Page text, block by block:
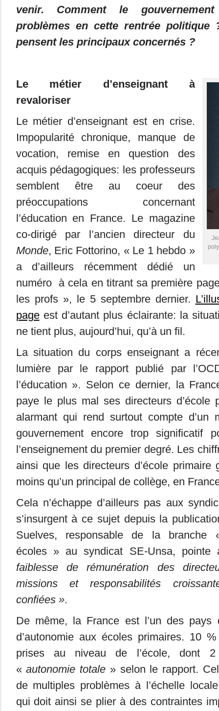
venir. Comment le
problèmes en cette rentrée politique
pensent les principaux concernés ?
Le métier d’enseignant à
revaloriser
Le métier d’enseignant est en crise.
Impopularité chronique, manque de
vocation, remise en question des
acquis pédagogiques: les professeurs
semblent être au coeur des
préoccupations concernant
l’éducation en France. Le magazine
co-dirigé par l’ancien directeur du
Monde, Eric Fottorino, « Le 1 hebdo »
a d’ailleurs récemment dédié un
numéro à cela en titrant sa première
les profs », le 5 septembre dernier.
pageest d’autant plus éclairante: la
ne tient plus, aujourd’hui, qu’à un fil.
La situation du corps enseignant a
lumière par le rapport publié par
l’éducation ». Selon ce dernier, la
paye le plus mal ses directeurs d’école
alarmant qui rend surtout compte d’un
gouvernement encore trop significatif
l’enseignement du premier degré. Les
ainsi que les directeurs d’école primaire
moins qu’un principal de collège, en
Cela n’échappe d’ailleurs pas aux
s’insurgent à ce sujet depuis la
Suelves, responsable de la branche
écoles » au syndicat SE-Unsa,
faiblesse de rémunération des
missions et responsabilités
confiées ».
De même, la France est l’un des pays
d’autonomie aux écoles primaires. 10
prises au niveau de l’école, dont
«autonomie totale » selon le rapport.
de multiples problèmes à l’échelle
qui doit ainsi se plier à des contraintes